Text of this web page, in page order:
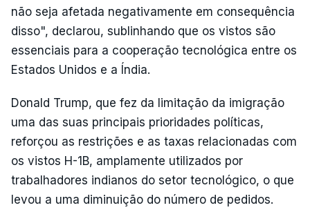
não seja afetada negativamente em consequência
disso", declarou, sublinhando que os vistos são
essenciais para a cooperação tecnológica entre os
Estados Unidos e a Índia.
Donald Trump, que fez da limitação da imigração
uma das suas principais prioridades políticas,
reforçou as restrições e as taxas relacionadas com
os vistos H-1B, amplamente utilizados por
trabalhadores indianos do setor tecnológico, o que
levou a uma diminuição do número de pedidos.